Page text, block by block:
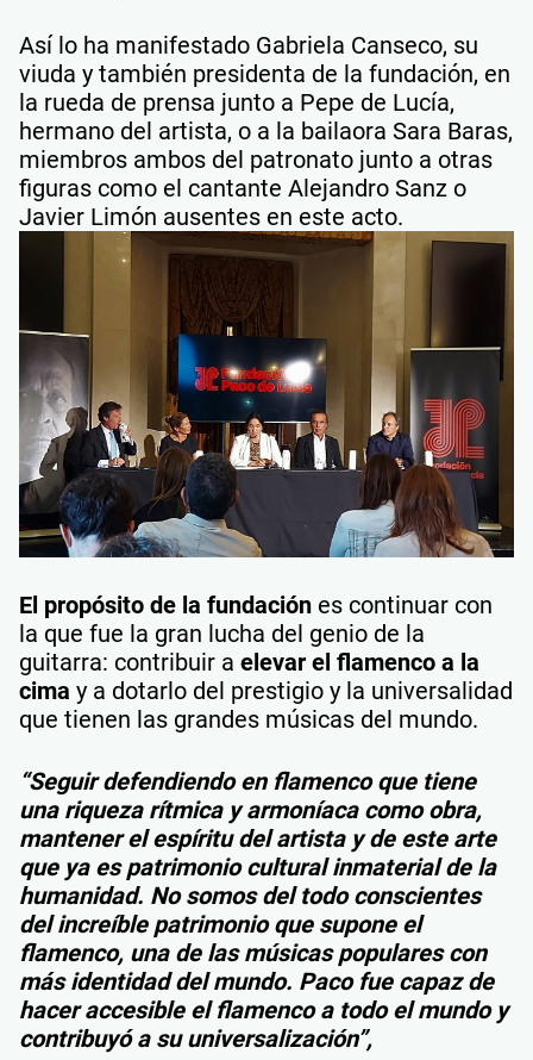
Así lo ha manifestado Gabriela Canseco, su
viuda y también presidenta de la fundación, en
la rueda de prensa junto a Pepe de Lucía,
hermano del artista, o a la bailaora Sara Baras,
miembros ambos del patronato junto a otras
figuras como el cantante Alejandro Sanz o
Javier Limón ausentes en este acto.
El propósito de la fundación es continuar con
la que fue la gran lucha del genio de la
guitarra: contribuir a elevar el flamenco a la
cima y a dotarlo del prestigio y la universalidad
que tienen las grandes músicas del mundo.
“Seguir defendiendo en flamenco que tiene
una riqueza rítmica y armoníaca como obra,
mantener el espíritu del artista y de este arte
que ya es patrimonio cultural inmaterial de la
humanidad. No somos del todo conscientes
del increíble patrimonio que supone el
flamenco, una de las músicas populares con
más identidad del mundo. Paco fue capaz de
hacer accesible el flamenco a todo el mundo y
contribuyó a su universalización”,